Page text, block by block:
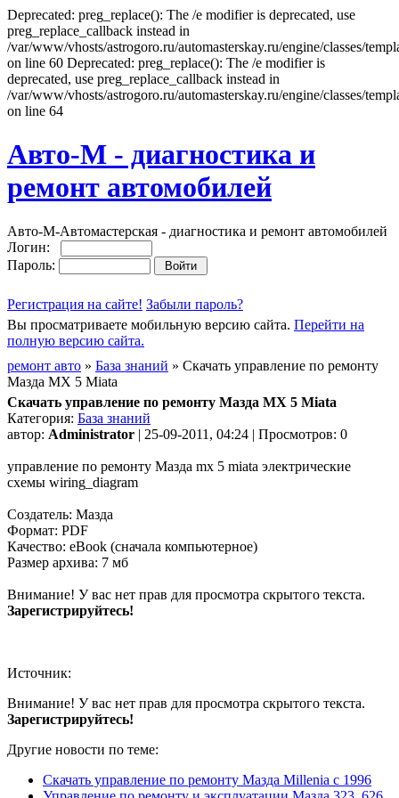
Deprecated: preg_replace(): The /e modifier is deprecated, use
preg_replace_callback instead in
/var/www/vhosts/astrogoro.ru/automasterskay.ru/engine/classes/
on line 60 Deprecated: preg_replace(): The /e modifier is
deprecated, use preg_replace_callback instead in
/var/www/vhosts/astrogoro.ru/automasterskay.ru/engine/classes/
on line 64
Авто-М - диагностика и
ремонт автомобилей
Авто-М-Автомастерская - диагностика и ремонт автомобилей
Логин:
Пароль:
Регистрация на сайте! Забыли пароль?
Вы просматриваете мобильную версию сайта. Перейти на
полную версию сайта.
ремонт авто » База знаний » Скачать управление по ремонту
Мазда MX 5 Miata
Скачать управление по ремонту Мазда MX 5 Miata
Категория: База знаний
автор: Administrator | 25-09-2011, 04:24 | Просмотров: 0
управление по ремонту Мазда mx 5 miata электрические
схемы wiring_diagram
Создатель: Мазда
Формат: PDF
Качество: eBook (сначала компьютерное)
Размер архива: 7 мб
Внимание! У вас нет прав для просмотра скрытого текста.
Зарегистрируйтесь!
Источник:
Внимание! У вас нет прав для просмотра скрытого текста.
Зарегистрируйтесь!
Другие новости по теме:
Скачать управление по ремонту Мазда Millenia с 1996